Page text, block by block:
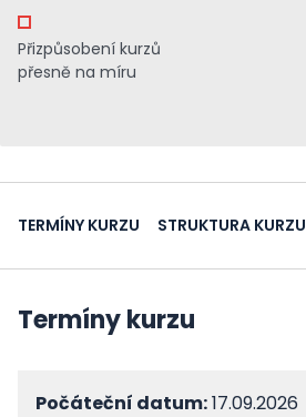
Přizpůsobení kurzů
přesně na míru
TERMÍNY KURZU STRUKTURA KURZU
Termíny kurzu
Počáteční datum:17.09.2026